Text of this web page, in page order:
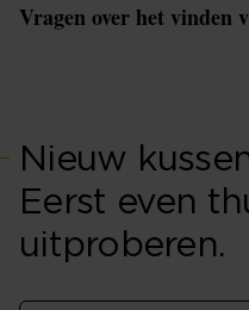
Vragen over het vinden
Nieuw
Eerst even
uitproberen.